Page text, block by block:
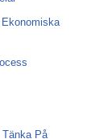
På